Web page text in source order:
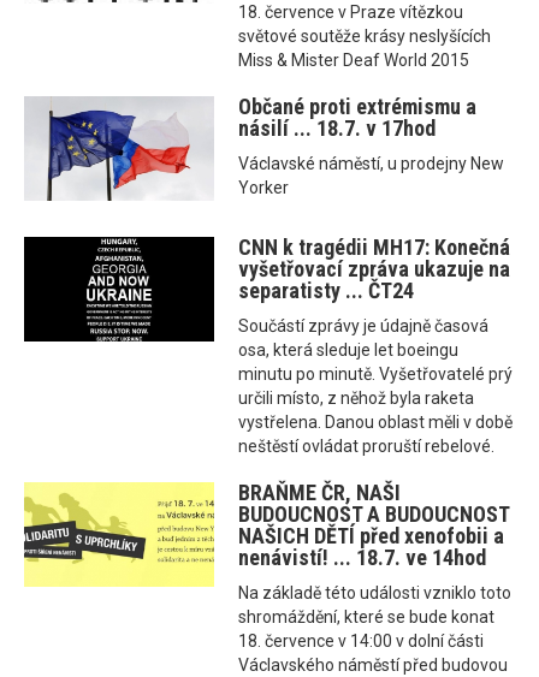
18. července v Praze vítězkou
světové soutěže krásy neslyšících
Miss & Mister Deaf World 2015
Občané proti extrémismu a
násilí ... 18.7. v 17hod
Václavské náměstí, u prodejny New
Yorker
CNN k tragédii MH17: Konečná
vyšetřovací zpráva ukazuje na
separatisty ... ČT24
Součástí zprávy je údajně časová
osa, která sleduje let boeingu
minutu po minutě. Vyšetřovatelé prý
určili místo, z něhož byla raketa
vystřelena. Danou oblast měli v době
neštěstí ovládat proruští rebelové.
BRAŇME ČR, NAŠI
BUDOUCNOST A BUDOUCNOST
NAŠICH DĚTÍ před xenofobii a
nenávistí! ... 18.7. ve 14hod
Na základě této události vzniklo toto
shromáždění, které se bude konat
18. července v 14:00 v dolní části
Václavského náměstí před budovou